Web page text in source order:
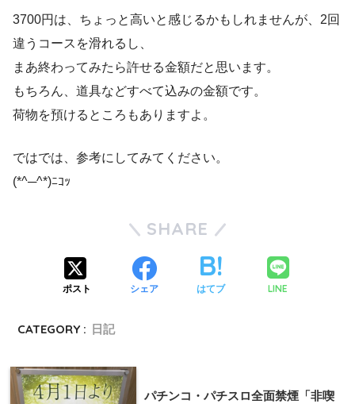
3700円は、ちょっと高いと感じるかもしれませんが、2回
違うコースを滑れるし、
まあ終わってみたら許せる金額だと思います。
もちろん、道具などすべて込みの金額です。
荷物を預けるところもありますよ。
ではでは、参考にしてみてください。
(*^─^*)ﾆｺｯ
SHARE
ポスト シェア はてブ LINE
CATEGORY : 日記
パチンコ・パチスロ全面禁煙「非喫